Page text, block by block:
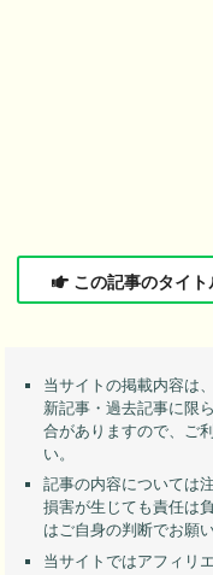
この記事のタイト
当サイトの掲載内容は
新記事・過去記事に限
合がありますので、ご
い。
記事の内容については
損害が生じても責任は
はご自身の判断でお願
当サイトではアフィリ